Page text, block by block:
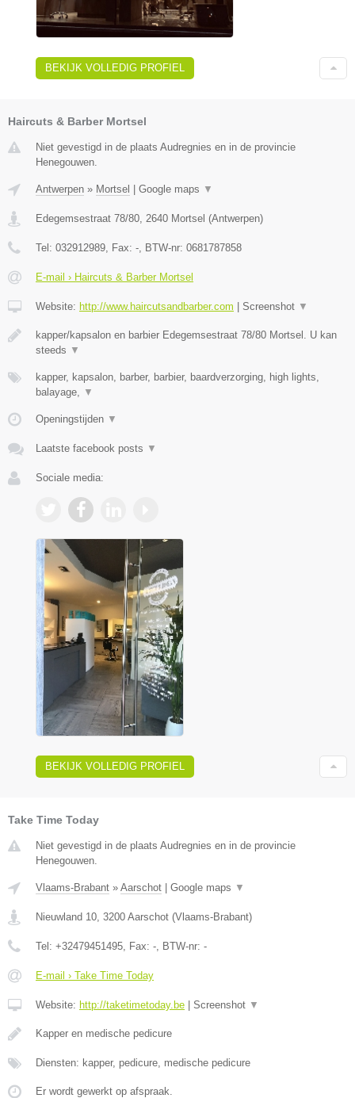
BEKIJK VOLLEDIG PROFIEL
Haircuts & Barber Mortsel
Niet gevestigd in de plaats Audregnies en in de provincie
Henegouwen.
Antwerpen » Mortsel Google maps ▼
Edegemsestraat 78/80, 2640 Mortsel (Antwerpen)
Tel: 032912989, Fax: -, BTW-nr: 0681787858
E-mail › Haircuts & Barber Mortsel
Website: http://www.haircutsandbarber.com Screenshot ▼
kapper/kapsalon en barbier Edegemsestraat 78/80 Mortsel. U kan
steeds ▼
kapper, kapsalon, barber, barbier, baardverzorging, high lights,
balayage, ▼
Openingstijden ▼
Laatste facebook posts ▼
Sociale media:
BEKIJK VOLLEDIG PROFIEL
Take Time Today
Niet gevestigd in de plaats Audregnies en in de provincie
Henegouwen.
Vlaams-Brabant » Aarschot | Google maps ▼
Nieuwland 10 3200 Aarschot (Vlaams-Brabant)
Tel: +32479451495 , Fax: - , BTW-nr: -
E-mail › Take Time Today
Website: http://taketimetoday.be | Screenshot ▼
Kapper en medische pedicure
Diensten: kapper, pedicure, medische pedicure
Er wordt gewerkt op afspraak.